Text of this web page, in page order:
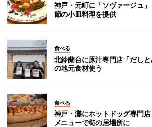
神戸・元町に「ソヴァージュ
節の小皿料理を提供
食べる
北鈴蘭台に豚汁専門店「だし
の地元食材使う
食べる
神戸・灘にホットドッグ専門
メニューで街の居場所に